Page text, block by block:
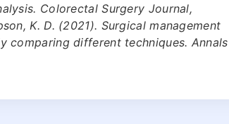
Colorectal Surgery Journal,
K. D. (2021). Surgical management
comparing different techniques. Annals